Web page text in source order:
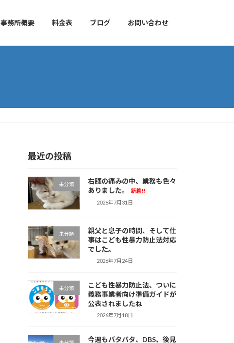
事務所概要 料金表 ブログ お問い合わせ
最近の投稿
未分類
右膝の痛みの中、業務も色々
ありました。
新着!!
2026年7月31日
未分類
親父と息子の時間、そして仕
事はこども性暴力防止法対応
でした。
2026年7月24日
未分類
こども性暴力防止法、ついに
義務事業者向け準備ガイドが
公表されましたね
2026年7月18日
今週もバタバタ、DBS、後見